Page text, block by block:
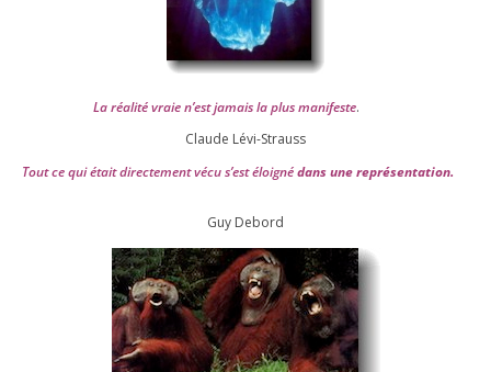
La réa­lité vraie n’est jamais la plus mani­feste.
Claude Lévi-Strauss
Tout ce qui était direc­te­ment vécu s’est éloi­gnédans une repré­sen­ta­tion.
Guy Debord